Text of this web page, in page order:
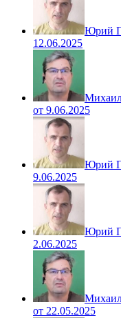
Юрий
12.06.2025
от 9.06.2025
Юрий
9.06.2025
Юрий
2.06.2025
от 22.05.2025